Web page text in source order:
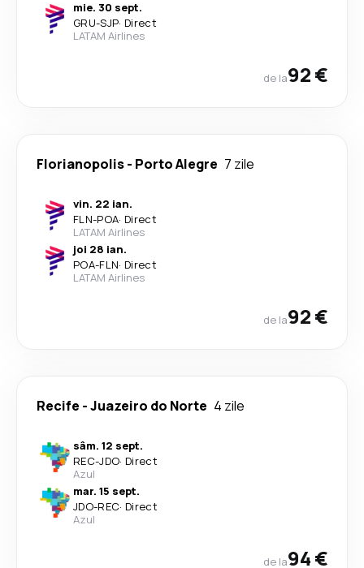
mie. 30 sept.
GRU-SJP· Direct
LATAM Airlines
de la92 €
Florianopolis- Porto Alegre 7 zile
vin. 22 ian.
FLN-POA· Direct
LATAM Airlines
joi 28 ian.
POA-FLN· Direct
LATAM Airlines
de la92 €
Recife -Juazeiro do Norte 4 zile
sâm. 12 sept.
REC-JDO· Direct
Azul
mar. 15 sept.
JDO-REC· Direct
Azul
de la94 €